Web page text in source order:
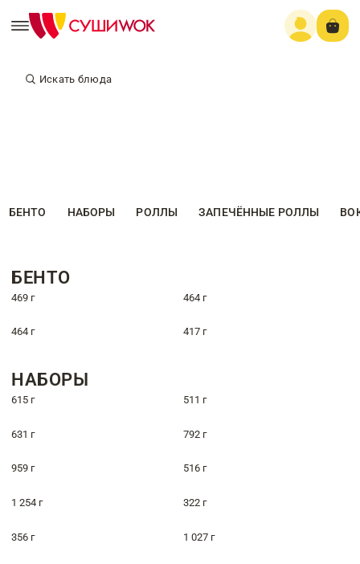
Искать блюда
БЕНТО НАБОРЫ РОЛЛЫ ЗАПЕЧЁННЫЕ РОЛЛЫ
БЕНТО
469 г 464 г
464 г 417 г
НАБОРЫ
615 г 511 г
631 г 792 г
959 г 516 г
1 254 г 322 г
356 г 1 027 г